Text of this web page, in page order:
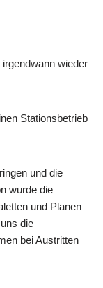
wieder
Stationsbetrieb
und die
wurde die
und Planen
die
bei Austritten